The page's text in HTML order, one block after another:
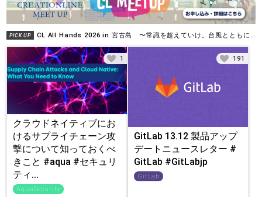
PICK UP CL All Hands 2026 in 宮古島 〜常識を超えていけ。台風とともに掴んだ進化〜
クラウドネイティブにお
けるサプライチェーン攻
撃について知っておくべ
きこと #aqua #セキュリ
ティ...
AquaSecurity
1
GitLab 13.12 製品アップ
デートニュースレター #
GitLab #GitLabjp
GitLab
191